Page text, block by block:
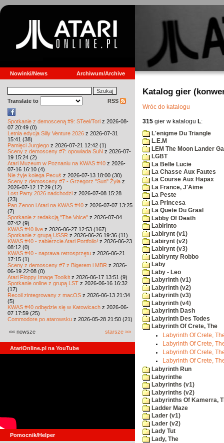
Nowinki/News Archiwum/Archive
Translate to RSS
Spotkanie z demosceną #9: STeel/Tori z 2026-08-
07 20:49 (0)
Letnia edycja Silly Venture 2026 z 2026-07-31
15:41 (38)
Pamięci Jurgiego z 2026-07-21 12:42 (1)
Sceny z demosceny #7: opowiada SuN z 2026-07-
19 15:24 (2)
Atari Muzeum w Poznaniu na KWAS #40 z 2026-
07-16 16:10 (4)
Nie żyje kolega Pecuś z 2026-07-13 18:00 (30)
Sceny z demosceny #7 - Grzegorz "Sun" Żyła z
2026-07-12 17:29 (12)
Lost Party 2026 nadchodzi z 2026-07-08 15:28
(23)
Pan Zenon i Atari na KWAS #40 z 2026-07-07 13:25
(7)
Spotkanie z redakcją "The Voice" z 2026-07-04
07:42 (9)
KWAS #40 live z 2026-06-27 12:53 (167)
Spotkanie z grupą USSR z 2026-06-26 19:36 (11)
KWAS #40 - zabierzcie Atari Portfolio! z 2026-06-23
08:12 (0)
KWAS #40 - naprawa retrosprzętu z 2026-06-21
17:15 (1)
Sceny z demosceny #7 z Bigerem i MBR z 2026-
06-19 22:08 (0)
Atari Floppy Image Toolkit z 2026-06-17 13:51 (9)
Spotkanie online z grupą LST z 2026-06-16 16:32
(17)
Recoil zintegrowany z macOS z 2026-06-13 21:34
(5)
KWAS #40 odbędzie się w Katowicach z 2026-06-
07 17:59 (25)
Commodore po atarowsku z 2026-05-28 21:50 (21)
«« nowsze starsze »»
AtariOnline.pl na YouTube
Pomocnik/Helper
Katalog gier
Wróc do katalogu
315 gier w katalogu L:
L'enigme Du Triangle
L.E.M
LEM The Moon Lander
LGBT
La Belle Lucie
La Chasse Aux Fautes
La Course Aux Hapax
La France, J'Aime
La Peste
La Princesa
La Quete Du Graal
Labby Of Death
Labirinto
Labirynt (v1)
Labirynt (v2)
Labirynt (v3)
Labirynty Robbo
Laby
Laby - Leo
Labyrinth (v1)
Labyrinth (v2)
Labyrinth (v3)
Labyrinth (v4)
Labyrinth Dash
Labyrinth Des Todes
Labyrinth Of Crete, The
Labyrinth Of Crete,
Labyrinth Of Crete,
Labyrinth Of Crete,
Labyrinth Of Crete,
Labyrinth Run
Labyrinthe
Labyrinths (v1)
Labyrinths (v2)
Labyrinths Of Kamerra,
Ladder Maze
Lader (v1)
Lader (v2)
Lady Tut
Lady, The